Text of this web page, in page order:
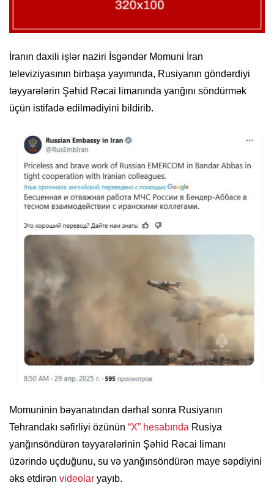
İranın daxili işlər naziri İsgəndər Momuni İran
televiziyasının birbaşa yayımında, Rusiyanın göndərdiyi
təyyarələrin Şəhid Rəcai limanında yanğını söndürmək
üçün istifadə edilmədiyini bildirib.
Momuninin bəyanatından dərhal sonra Rusiyanın
Tehrandakı səfirliyi özünün “X” hesabında Rusiya
yanğınsöndürən təyyarələrinin Şəhid Rəcai limanı
üzərində uçduğunu, su və yanğınsöndürən maye səpdiyini
əks etdirən videolar yayıb.